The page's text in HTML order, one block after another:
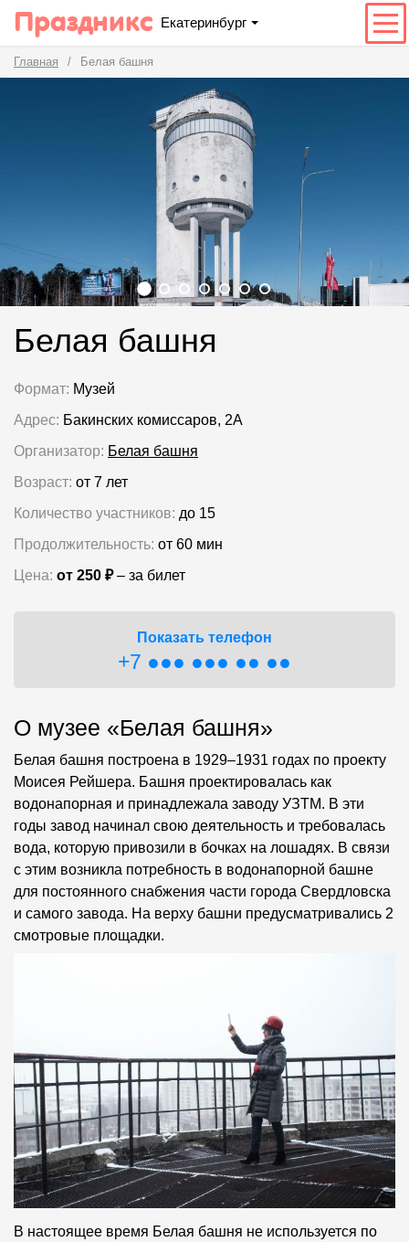
Праздникс Екатеринбург
Главная Белая башня
Белая башня
Формат: Музей
Адрес: Бакинских комиссаров, 2А
Организатор: Белая башня
Возраст: от 7 лет
Количество участников: до 15
Продолжительность: от 60 мин
Цена: от 250 ₽– за билет
Показать телефон
+7 ●●● ●●● ●● ●●
О музее «Белая башня»
Белая башня построена в 1929–1931 годах по проекту
Моисея Рейшера. Башня проектировалась как
водонапорная и принадлежала заводу УЗТМ. В эти
годы завод начинал свою деятельность и требовалась
вода, которую привозили в бочках на лошадях. В связи
с этим возникла потребность в водонапорной башне
для постоянного снабжения части города Свердловска
и самого завода. На верху башни предусматривались 2
смотровые площадки.
В настоящее время Белая башня не используется по